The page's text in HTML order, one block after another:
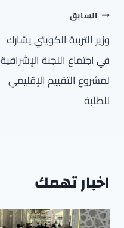
تصفّح
المقالات
السابق
وزير التربية الكويتي يشارك
في اجتماع اللجنة الإشرافية
لمشروع التقييم الإقليمي
للطلبة
اخبار تهمك